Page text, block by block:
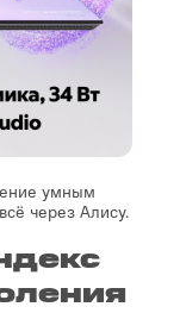
умным
через Алису.